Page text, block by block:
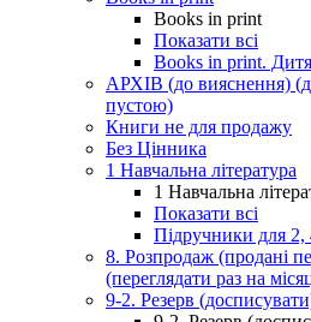
Books in print
Показати всі
Books in print.
АРХІВ (до вияснення)
пустою)
Книги не для продажу
Без Цінника
1 Навчальна література
1 Навчальна
Показати всі
Підручники для 2,
8. Розпродаж (продані
(переглядати раз на
9-2. Резерв